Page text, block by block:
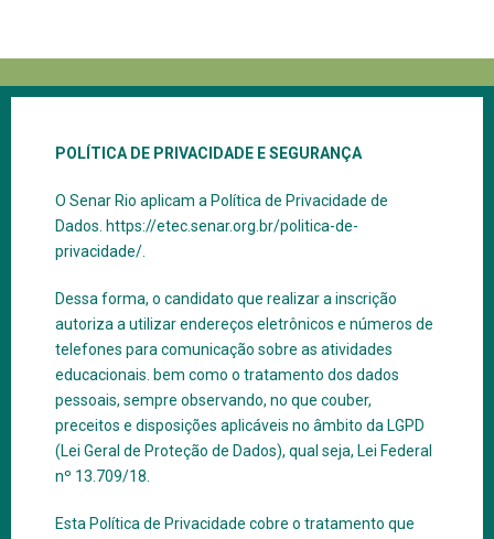
POLÍTICA DE PRIVACIDADE E SEGURANÇA
O Senar Rio aplicam a Política de Privacidade de
Dados. https://etec.senar.org.br/politica-de-
privacidade/.
Dessa forma, o candidato que realizar a inscrição
autoriza a utilizar endereços eletrônicos e números de
telefones para comunicação sobre as atividades
educacionais. bem como o tratamento dos dados
pessoais, sempre observando, no que couber,
preceitos e disposições aplicáveis no âmbito da LGPD
(Lei Geral de Proteção de Dados), qual seja, Lei Federal
nº 13.709/18.
Esta Política de Privacidade cobre o tratamento que